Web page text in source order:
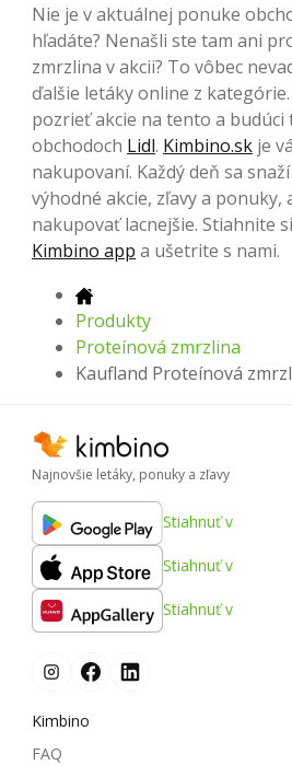
Nie je v aktuálnej ponuke
hľadáte? Nenašli ste tam ani
zmrzlina v akcii? To vôbec
ďalšie letáky online z
pozrieť akcie na tento a budúci
obchodoch Lidl. Kimbino.sk je
nakupovaní. Každý deň sa
výhodné akcie, zľavy a ponuky,
nakupovať lacnejšie. Stiahnite
Kimbino app a ušetrite s nami.
Produkty
Proteínová zmrzlina
Kaufland Proteínová
Najnovšie letáky, ponuky a zľavy
Stiahnuť v
Stiahnuť v
Stiahnuť v
Kimbino
FAQ